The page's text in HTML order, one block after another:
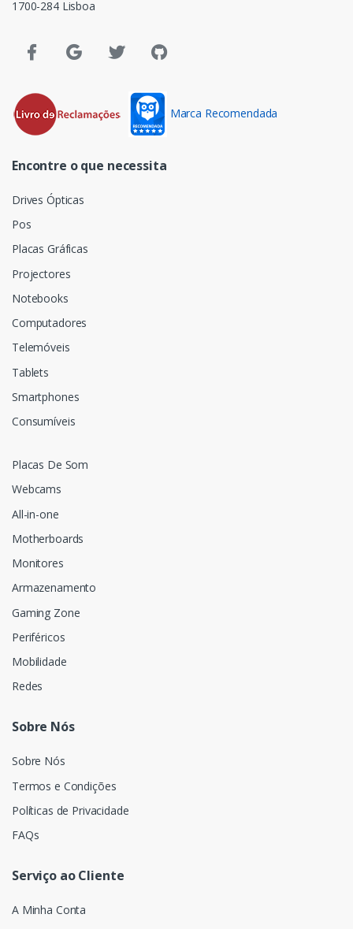
1700-284 Lisboa
Marca Recomendada
Encontre o que necessita
Drives Ópticas
Pos
Placas Gráficas
Projectores
Notebooks
Computadores
Telemóveis
Tablets
Smartphones
Consumíveis
Placas De Som
Webcams
All-in-one
Motherboards
Monitores
Armazenamento
Gaming Zone
Periféricos
Mobilidade
Redes
Sobre Nós
Sobre Nós
Termos e Condições
Políticas de Privacidade
FAQs
Serviço ao Cliente
A Minha Conta